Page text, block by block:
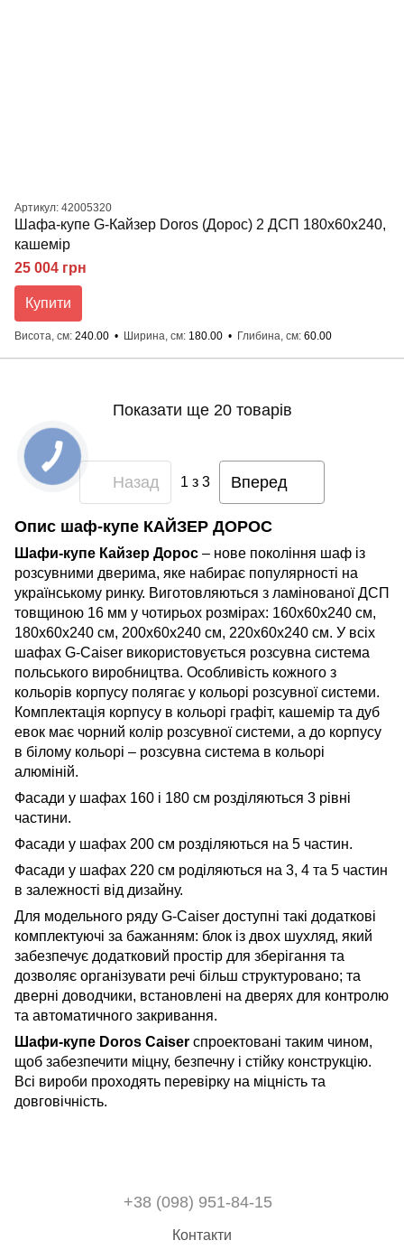
Артикул: 42005320
Шафа-купе G-Кайзер Doros (Дорос) 2 ДСП 180х60х240,
кашемір
25 004 грн
Купити
Висота, см 240.00 Ширина, см 180.00 Глибина, см 60.00
Показати ще 20 товарів
Назад 1 з 3 Вперед
Опис шаф-купе КАЙЗЕР ДОРОС
Шафи-купе Кайзер Дорос – нове покоління шаф із
розсувними дверима, яке набирає популярності на
українському ринку. Виготовляються з ламінованої ДСП
товщиною 16 мм у чотирьох розмірах: 160х60х240 см,
180х60х240 см, 200х60х240 см, 220х60х240 см. У всіх
шафах G-Caiser використовується розсувна система
польського виробництва. Особливість кожного з
кольорів корпусу полягає у кольорі розсувної системи.
Комплектація корпусу в кольорі графіт, кашемір та дуб
евок має чорний колір розсувної системи, а до корпусу
в білому кольорі – розсувна система в кольорі
алюміній.
Фасади у шафах 160 і 180 см розділяються 3 рівні
частини.
Фасади у шафах 200 см розділяються на 5 частин.
Фасади у шафах 220 см роділяються на 3, 4 та 5 частин
в залежності від дизайну.
Для модельного ряду G-Caiser доступні такі додаткові
комплектуючі за бажанням: блок із двох шухляд, який
забезпечує додатковий простір для зберігання та
дозволяє організувати речі більш структуровано; та
дверні доводчики, встановлені на дверях для контролю
та автоматичного закривання.
Шафи-купе Doros Caiser спроектовані таким чином,
щоб забезпечити міцну, безпечну і стійку конструкцію.
Всі вироби проходять перевірку на міцність та
довговічність.
+38 (098) 951-84-15
Контакти